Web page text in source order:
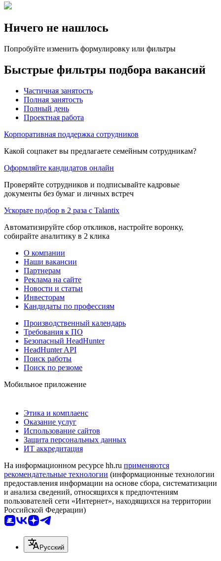
Ничего не нашлось
Попробуйте изменить формулировку или фильтры
Быстрые фильтры подбора вакансий
Частичная занятость
Полная занятость
Полный день
Проектная работа
Корпоративная поддержка сотрудников
Какой соцпакет вы предлагаете семейным сотрудникам?
Оформляйте кандидатов онлайн
Проверяйте сотрудников и подписывайте кадровые
документы без бумаг и личных встреч
Ускорьте подбор в 2 раза с Talantix
Автоматизируйте сбор откликов, настройте воронку,
собирайте аналитику в 2 клика
О компании
Наши вакансии
Партнерам
Реклама на сайте
Новости и статьи
Инвесторам
Кандидаты по профессиям
Производственный календарь
Требования к ПО
Безопасный HeadHunter
HeadHunter API
Поиск работы
Поиск по резюме
Мобильное приложение
Этика и комплаенс
Оказание услуг
Использование сайтов
Защита персональных данных
ИТ аккредитация
На информационном ресурсе hh.ru применяются
рекомендательные технологии (информационные технологии
предоставления информации на основе сбора, систематизации
и анализа сведений, относящихся к предпочтениям
пользователей сети «Интернет», находящихся на территории
Российской Федерации)
Русский